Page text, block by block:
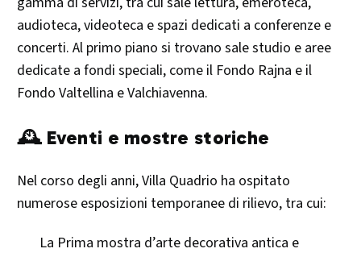
audioteca, videoteca e spazi dedicati a conferenze e
concerti. Al primo piano si trovano sale studio e aree
dedicate a fondi speciali, come il Fondo Rajna e il
Fondo Valtellina e Valchiavenna. ​
🕰️ Eventi e mostre storiche
Nel corso degli anni, Villa Quadrio ha ospitato
numerose esposizioni temporanee di rilievo, tra cui:​
La Prima mostra d’arte decorativa antica e